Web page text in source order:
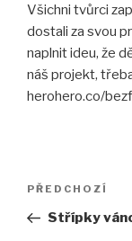
Všichni tvůrci
dostali za svou
naplnit ideu, že
náš projekt,
herohero.co/
Navigace
příspěvek
Předchozí
příspěvek
PŘEDCHOZÍ
Střípky